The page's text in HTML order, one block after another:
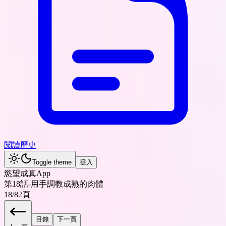
閱讀歷史
Toggle theme 登入
慾望成真App
第18話-用手調教成熟的肉體
18/82頁
目錄 下一頁